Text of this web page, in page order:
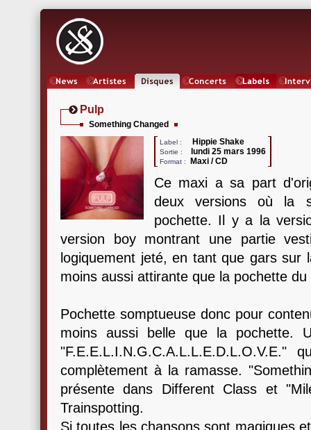
Pulp
Something Changed
Label : Hippie Shake
Sortie : lundi 25 mars 1996
Format : Maxi / CD
Ce maxi a sa part
deux versions où la
pochette. Il y a la
version boy montrant une partie
logiquement jeté, en tant que gars
moins aussi attirante que la pochette du
Pochette somptueuse donc pour
moins aussi belle que la pochette.
complètement à la ramasse.
présente dans Different Class et
Trainspotting.
Si toutes les chansons sont magiques